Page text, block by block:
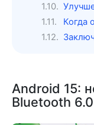
Когда
Android 15:
Bluetooth